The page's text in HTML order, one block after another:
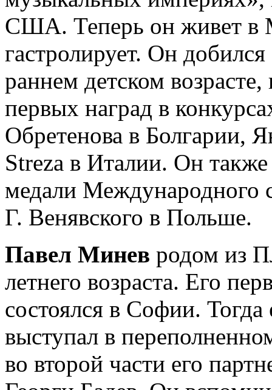
США. Теперь он живет в
гастролирует. Он
раннем детском
первых наград в
Обретенова в Болгарии,
Streza в Италии. Он также
медали Международного
Г. Венявского в Польше.
Павел Минев родом из
летнего возраста. Его
состоялся в Софии.
выступал в
во второй части его